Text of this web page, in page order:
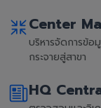
Center
บริหารจัดการข้อ
กระจายสู่สาขา
HQ